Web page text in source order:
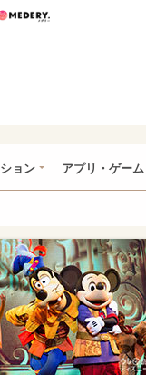
まい肉
ョン アプリ・ゲーム